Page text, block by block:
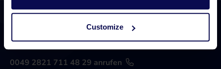
Customize
0049 2821 711 48 29 anrufen